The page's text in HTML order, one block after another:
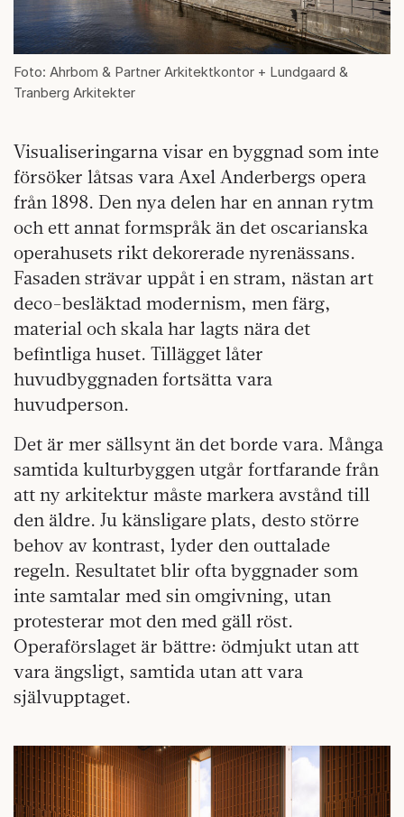
Foto: Ahrbom & Partner Arkitektkontor + Lundgaard &
Tranberg Arkitekter
Visualiseringarna visar en byggnad som inte
försöker låtsas vara Axel Anderbergs opera
från 1898. Den nya delen har en annan rytm
och ett annat formspråk än det oscarianska
operahusets rikt dekorerade nyrenässans.
Fasaden strävar uppåt i en stram, nästan art
deco-besläktad modernism, men färg,
material och skala har lagts nära det
befintliga huset. Tillägget låter
huvudbyggnaden fortsätta vara
huvudperson.
Det är mer sällsynt än det borde vara. Många
samtida kulturbyggen utgår fortfarande från
att ny arkitektur måste markera avstånd till
den äldre. Ju känsligare plats, desto större
behov av kontrast, lyder den outtalade
regeln. Resultatet blir ofta byggnader som
inte samtalar med sin omgivning, utan
protesterar mot den med gäll röst.
Operaförslaget är bättre: ödmjukt utan att
vara ängsligt, samtida utan att vara
självupptaget.